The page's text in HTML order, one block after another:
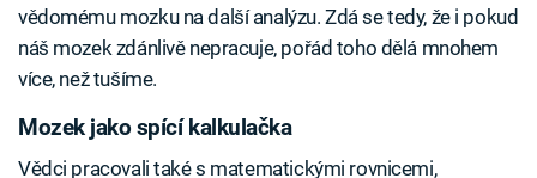
vědomému mozku na další analýzu. Zdá se tedy, že i pokud
náš mozek zdánlivě nepracuje, pořád toho dělá mnohem
více, než tušíme.
Mozek jako spící kalkulačka
Vědci pracovali také s matematickými rovnicemi,